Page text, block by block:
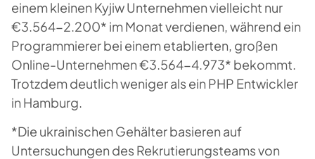
einem kleinen Kyjiw Unternehmen vielleicht nur
€3.564-2.200* im Monat verdienen, während ein
Programmierer bei einem etablierten, großen
Online-Unternehmen €3.564-4.973* bekommt.
Trotzdem deutlich weniger als ein PHP Entwickler
in Hamburg.
*Die ukrainischen Gehälter basieren auf
Untersuchungen des Rekrutierungsteams von